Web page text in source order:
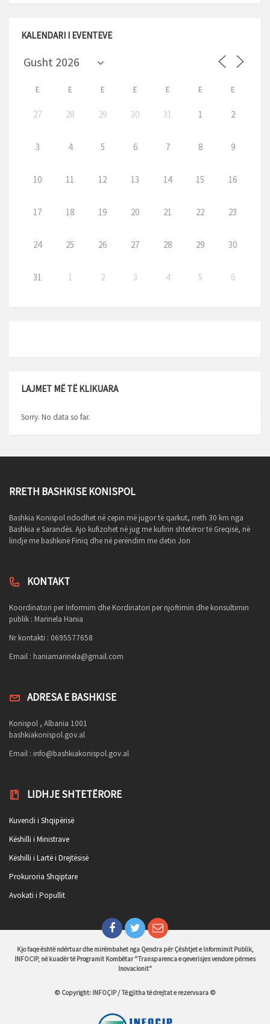
KALENDARI I EVENTEVE
E E E E E E E
27 28 29 30 31 1 2
3 4 5 6 7 8 9
10 11 12 13 14 15 16
17 18 19 20 21 22 23
24 25 26 27 28 29 30
31 1 2 3 4 5 6
LAJMET MË TË KLIKUARA
Sorry. No data so far.
RRETH BASHKISE KONISPOL
Bashkia Konispol ndodhet në cepin më jugor të qarkut, rreth 30 km nga
Bashkia e Sarandës. Ajo kufizohet në jug me kufirin shtetëror të Greqisë, në
lindje me bashkinë Finiq dhe në perëndim me detin Jon
KONTAKT
Koordinatori per Informim dhe Kordinatori per njoftimin dhe konsultimin
publik : Marinela Hania
Nr kontakti : 0695577658
Email : haniamarinela@gmail.com
ADRESA E BASHKISE
Konispol , Albania 1001
bashkiakonispol.gov.al
Email : info@bashkiakonispol.gov.al
LIDHJE SHTETËRORE
Kuvendi i Shqipërisë
Këshilli i Ministrave
Këshilli i Lartë i Drejtësisë
Prokuroria Shqiptare
Avokati i Popullit
Kjo faqe është ndërtuar dhe mirëmbahet nga Qendra për Çështjet e Informimit Publik,
INFOCIP, në kuadër të Programit Kombëtar "Transparenca e qeverisjes vendore përmes
Inovacionit"
© Copyright: INFOÇIP / Të gjitha të drejtat e rezervuara ©